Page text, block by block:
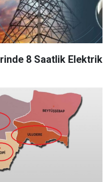
8 Saatlik Elektrik